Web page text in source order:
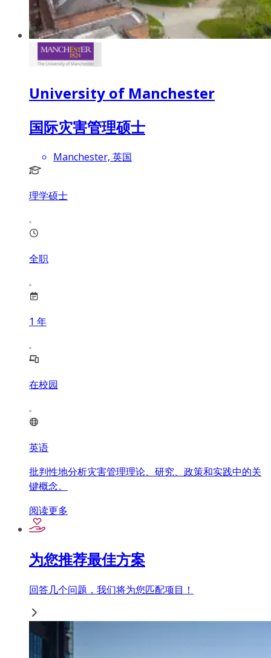
University of Manchester
国际灾害管理硕士
Manchester, 英国
理学硕士
全职
1 年
在校园
英语
批判性地分析灾害管理理论、研究、政策和实践中的关
键概念。
阅读更多
为您推荐最佳方案
回答几个问题，我们将为您匹配项目！